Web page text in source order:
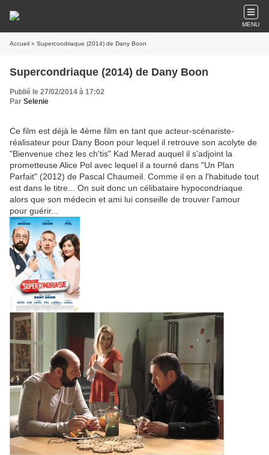
MENU
Accueil » Supercondriaque (2014) de Dany Boon
Supercondriaque (2014) de Dany Boon
Publié le 27/02/2014 à 17:02
Par Selenie
Ce film est déjà le 4ème film en tant que acteur-scénariste-
réalisateur pour Dany Boon pour lequel il retrouve son acolyte de
"Bienvenue chez les ch'tis" Kad Merad auquel il s'adjoint la
prometteuse Alice Pol avec lequel il a tourné dans "Un Plan
Parfait" (2012) de Pascal Chaumeil. Comme il en a l'habitude tout
est dans le titre... On suit donc un célibataire hypocondriaque
alors que son médecin et ami lui conseille de trouver l'amour
pour guérir...